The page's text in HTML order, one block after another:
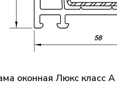
оконная Люкс класс А